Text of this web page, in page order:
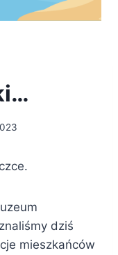
dziś
mieszkańców